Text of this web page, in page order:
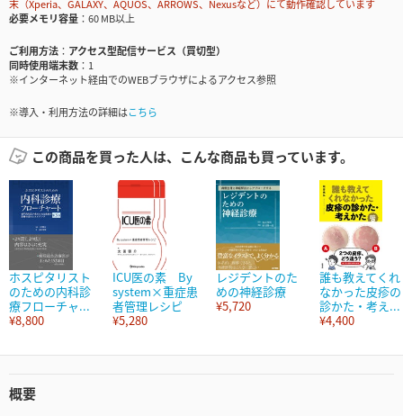
末（Xperia、GALAXY、AQUOS、ARROWS、Nexusなど）にて動作確認しています
必要メモリ容量
60 MB以上
ご利用方法
アクセス型配信サービス（買切型）
同時使用端末数
1
※インターネット経由でのWEBブラウザによるアクセス参照
※導入・利用方法の詳細はこちら
この商品を買った人は、こんな商品も買っています。
ホスピタリスト
のための内科診
療フローチャ...
¥8,800
ICU医の素 By
system×重症患
者管理レシピ
¥5,280
レジデントのた
めの神経診療
¥5,720
誰も教えてくれ
なかった皮疹の
診かた・考え...
¥4,400
概要